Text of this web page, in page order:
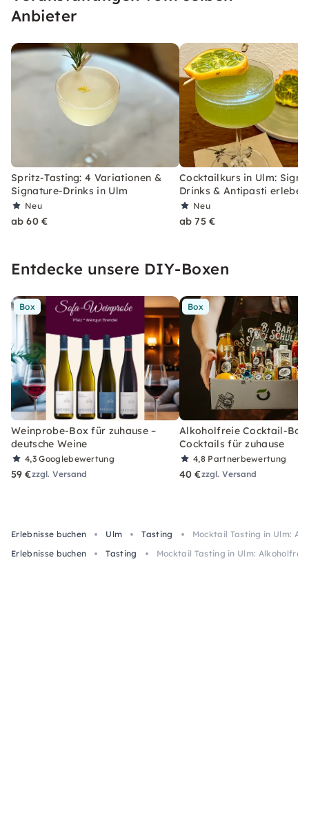
Anbieter
Spritz-Tasting: 4 Variationen &
Signature-Drinks in Ulm
Neu
ab 60 €
Cocktailkurs in Ulm:
Drinks & Antipasti erleben
Neu
ab 75 €
Entdecke unsere DIY-Boxen
Box
Weinprobe-Box für zuhause –
deutsche Weine
4,3Googlebewertung
59 €zzgl. Versand
Box
Alkoholfreie Cocktail-Box
Cocktails für zuhause
4,8 Partnerbewertung
40 €zzgl. Versand
Erlebnisse buchen Ulm Tasting
Mocktail Tasting in Ulm:
Erlebnisse buchen
Tasting Mocktail Tasting in Ulm: